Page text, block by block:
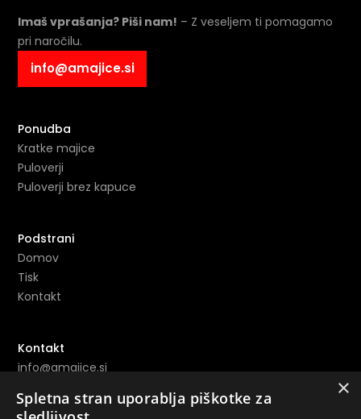
Imaš vprašanja? Piši nam! – Z veseljem ti pomagamo
pri naročilu.
info@amajice.si
Ponudba
Kratke majice
Puloverji
Puloverji brez kapuce
Podstrani
Domov
Tisk
Kontakt
Kontakt
info@amajice.si
×
Spletna stran uporablja piškotke za